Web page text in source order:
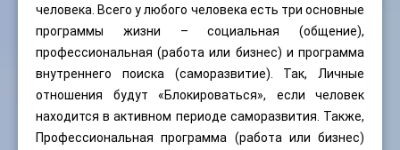
человека. Всего у любого человека есть три основные
программы жизни – социальная (общение),
профессиональная (работа или бизнес) и программа
внутреннего поиска (саморазвитие). Так, Личные
отношения будут «Блокироваться», если человек
находится в активном периоде саморазвития. Также,
Профессиональная программа (работа или бизнес)